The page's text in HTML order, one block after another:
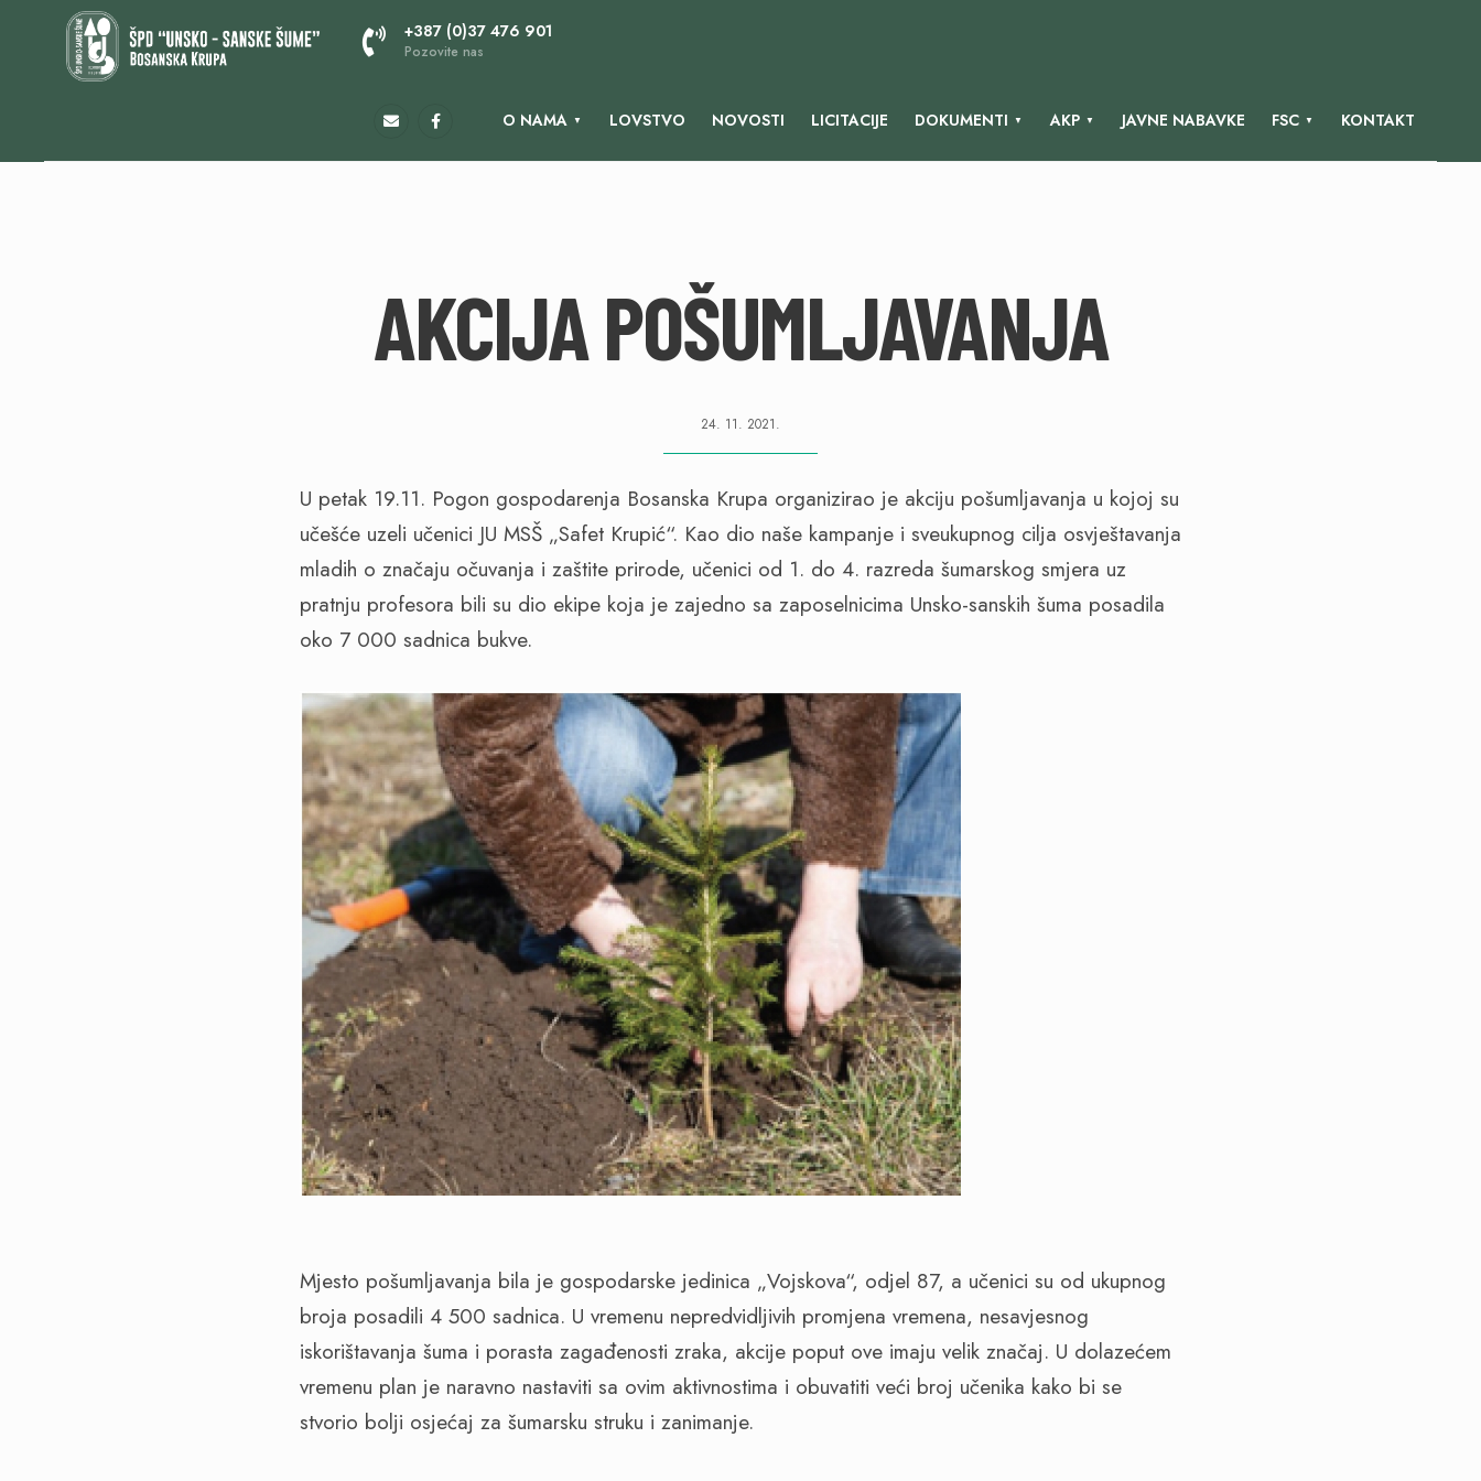
+387 (0)37 476 901
Pozovite nas
O NAMA LOVSTVO NOVOSTI LICITACIJE DOKUMENTI AKP JAVNE NABAVKE FSC KONTAKT
AKCIJA POŠUMLJAVANJA
24. 11. 2021.
U petak 19.11. Pogon gospodarenja Bosanska Krupa organizirao je akciju pošumljavanja u kojoj su
učešće uzeli učenici JU MSŠ „Safet Krupić“. Kao dio naše kampanje i sveukupnog cilja osvještavanja
mladih o značaju očuvanja i zaštite prirode, učenici od 1. do 4. razreda šumarskog smjera uz
pratnju profesora bili su dio ekipe koja je zajedno sa zaposelnicima Unsko-sanskih šuma posadila
oko 7 000 sadnica bukve.
Mjesto pošumljavanja bila je gospodarske jedinica „Vojskova“, odjel 87, a učenici su od ukupnog
broja posadili 4 500 sadnica. U vremenu nepredvidljivih promjena vremena, nesavjesnog
iskorištavanja šuma i porasta zagađenosti zraka, akcije poput ove imaju velik značaj. U dolazećem
vremenu plan je naravno nastaviti sa ovim aktivnostima i obuvatiti veći broj učenika kako bi se
stvorio bolji osjećaj za šumarsku struku i zanimanje.